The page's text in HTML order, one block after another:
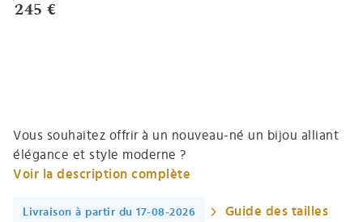
245 €
Vous souhaitez offrir à un nouveau-né un bijou alliant
élégance et style moderne ?
Voir la description complète
Livraison à partir du 17-08-2026 Guide des tailles